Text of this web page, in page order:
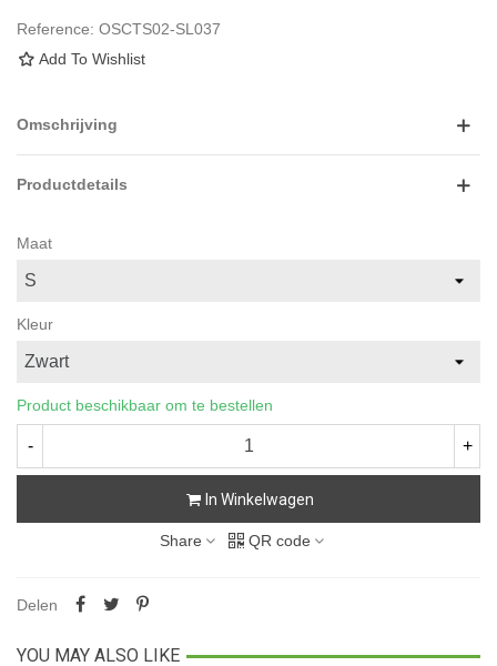
Reference: OSCTS02-SL037
Add To Wishlist
Omschrijving
Productdetails
Maat
Kleur
Product beschikbaar om te bestellen
- +
In Winkelwagen
Share QR code
Delen
YOU MAY ALSO LIKE